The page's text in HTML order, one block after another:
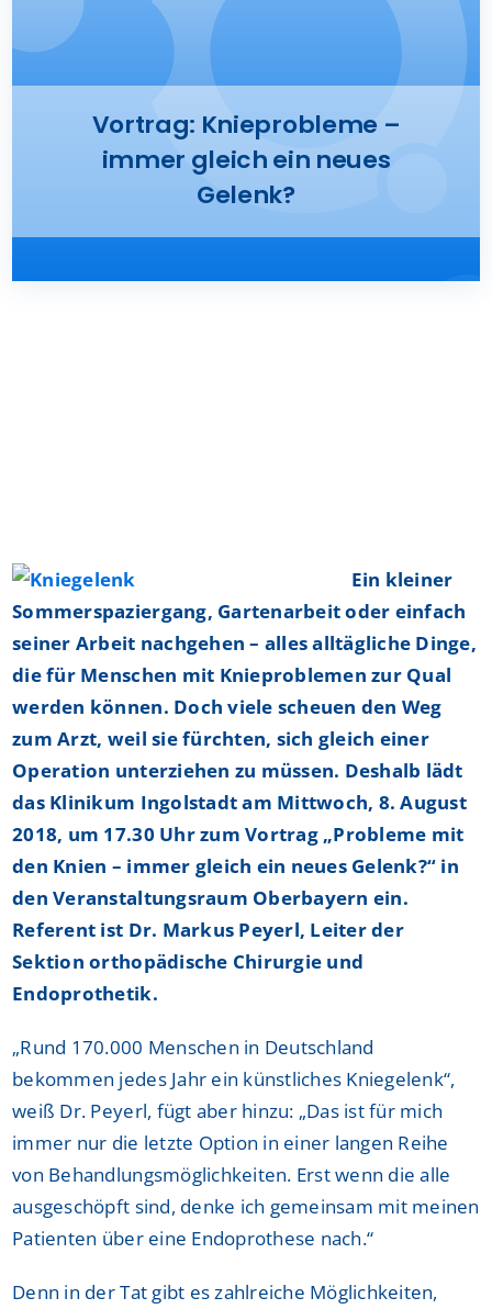
Vortrag: Knieprobleme –
immer gleich ein neues
Gelenk?
Ein kleiner
Sommerspaziergang, Gartenarbeit oder einfach
seiner Arbeit nachgehen – alles alltägliche Dinge,
die für Menschen mit Knieproblemen zur Qual
werden können. Doch viele scheuen den Weg
zum Arzt, weil sie fürchten, sich gleich einer
Operation unterziehen zu müssen. Deshalb lädt
das Klinikum Ingolstadt am Mittwoch, 8. August
2018, um 17.30 Uhr zum Vortrag „Probleme mit
den Knien – immer gleich ein neues Gelenk?“ in
den Veranstaltungsraum Oberbayern ein.
Referent ist Dr. Markus Peyerl, Leiter der
Sektion orthopädische Chirurgie und
Endoprothetik.
„Rund 170.000 Menschen in Deutschland
bekommen jedes Jahr ein künstliches Kniegelenk“,
weiß Dr. Peyerl, fügt aber hinzu: „Das ist für mich
immer nur die letzte Option in einer langen Reihe
von Behandlungsmöglichkeiten. Erst wenn die alle
ausgeschöpft sind, denke ich gemeinsam mit meinen
Patienten über eine Endoprothese nach.“
Denn in der Tat gibt es zahlreiche Möglichkeiten,